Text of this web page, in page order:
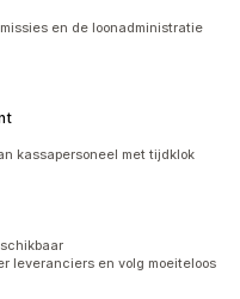
en de loonadministratie
kassapersoneel met tijdklok
leveranciers en volg moeiteloos